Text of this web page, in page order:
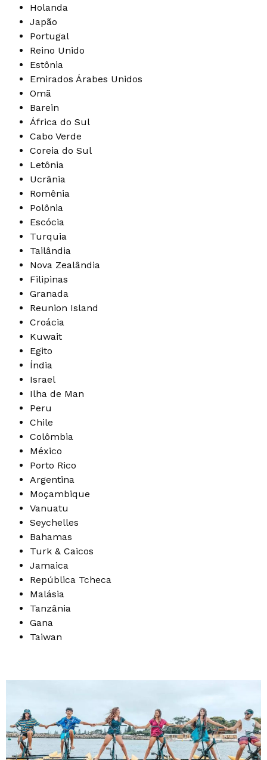
Holanda
Japão
Portugal
Reino Unido
Estônia
Emirados Árabes Unidos
Omã
Barein
África do Sul
Cabo Verde
Coreia do Sul
Letônia
Ucrânia
Romênia
Polônia
Escócia
Turquia
Tailândia
Nova Zealândia
Filipinas
Granada
Reunion Island
Croácia
Kuwait
Egito
Índia
Israel
Ilha de Man
Peru
Chile
Colômbia
México
Porto Rico
Argentina
Moçambique
Vanuatu
Seychelles
Bahamas
Turk & Caicos
Jamaica
República Tcheca
Malásia
Tanzânia
Gana
Taiwan